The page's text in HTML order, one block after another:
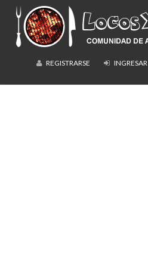
REGISTRARSE INGRESAR